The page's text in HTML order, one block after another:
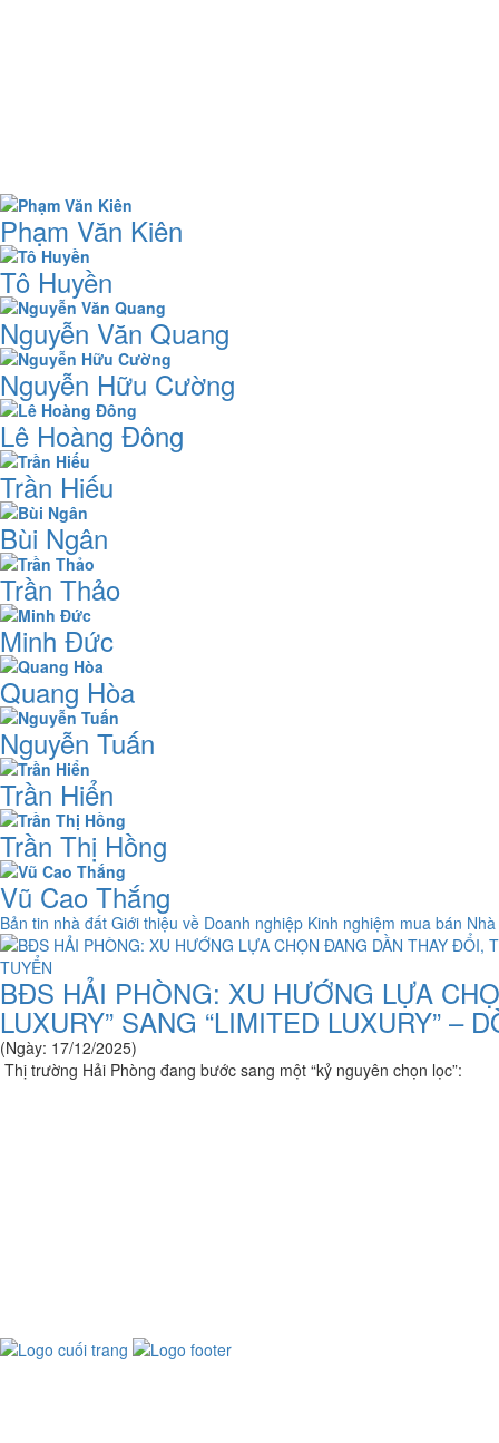
Phạm Văn Kiên
Tô Huyền
Nguyễn Văn Quang
Nguyễn Hữu Cường
Lê Hoàng Đông
Trần Hiếu
Bùi Ngân
Trần Thảo
Minh Đức
Quang Hòa
Nguyễn Tuấn
Trần Hiển
Trần Thị Hồng
Vũ Cao Thắng
Bản tin nhà đất Giới thiệu về Doanh nghiệp Kinh nghiệm mua bán
BĐS HẢI PHÒNG: XU HƯỚNG LỰA
LUXURY” SANG “LIMITED LUXURY” –
(Ngày: 17/12/2025)
Thị trường Hải Phòng đang bước sang một “kỷ nguyên chọn lọc”: